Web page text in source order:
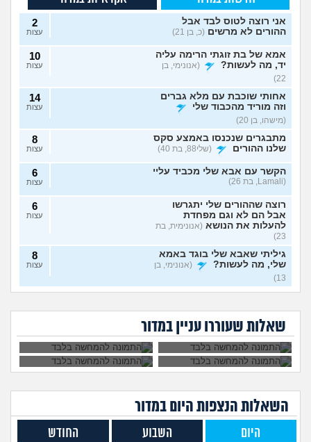
אני רוצה לטוס לבד אבל
ההורים לא מרשים (כ, בן 21)
2
עצות
אמא של בת זוגתי הרימה עליה
יד, מה לעשות?
(אנונימי, בן
22)
10
עצות
אחותי שוכבת עם מלא גברים
וזה מוריד מהכבוד שלי
(מישהו, בן 20)
14
עצות
מתבגרים שנכנסו באמצע סקס
שלנו ההורים
(שלי88, בת 40)
8
עצות
הקשר עם אבא שלי מכביד עליי
(Lamali, בת 26)
6
עצות
רוצה שההורים שלי יתגרשו
אבל הם לא וגם מפחדת
להעלות את הנושא (אנונימית, בת
23)
6
עצות
גיליתי שאבא שלי בוגד באמא
שלי, מה לעשות?
(אנונימי, בן
13)
8
עצות
אני חושדת שאח שלי עומד
29)
האם מה שאני מרגיש זה הגיוני
ותקין?
(לירון, בן 31)
8
חלום שחוזר על עצמו ילדים
משמעות לחלומות?
(אב
עובד, בן 44)
4
כמות אורחים לחתונה
(אנונימי, בן 28)
שאלות שעוררו עניין במדור
אמא שלי פוגעת בי כי
לעולם. איך
להתמודד?
אמא שלי לוחצת עליי
כל אחת שיש לה
דופק, מה לעשות?
אמא שלי שונאת את
חברה שלי מה
לעשות?
אני אובססיבית לאמא
כבר
השאלות הנצפות היוםבמדור
היום השבוע החודש